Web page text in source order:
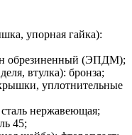
упорная гайка):
обрезиненный (ЭПДМ);
втулка): бронза;
уплотнительные
нержавеющая;
45;